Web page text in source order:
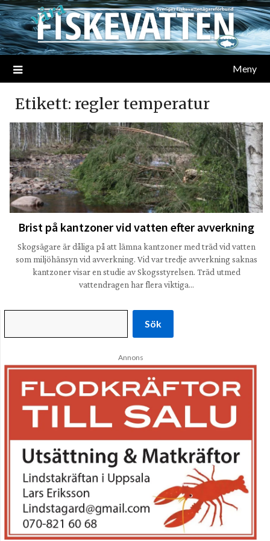
Meny
Etikett: regler temperatur
Brist på kantzoner vid vatten efter avverkning
Skogsägare är dåliga på att lämna kantzoner med träd vid vatten
som miljöhänsyn vid avverkning. Vid var tredje avverkning saknas
kantzoner visar en studie av Skogsstyrelsen. Träd utmed
vattendragen har flera viktiga…
Sök
Annons